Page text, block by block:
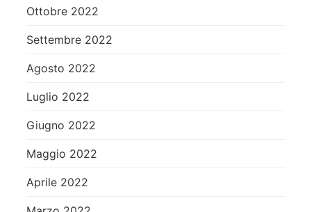
Ottobre 2022
Settembre 2022
Agosto 2022
Luglio 2022
Giugno 2022
Maggio 2022
Aprile 2022